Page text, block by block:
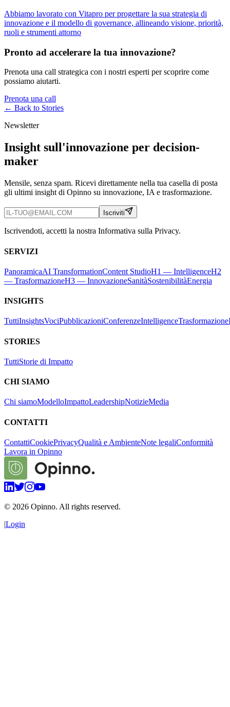
Abbiamo lavorato con Vitapro per progettare la sua strategia di
innovazione e il modello di governance, allineando visione, priorità,
ruoli e strumenti attorno
Pronto ad accelerare la tua innovazione?
Prenota una call strategica con i nostri esperti per scoprire come
possiamo aiutarti.
Prenota una call
← Back to Stories
Newsletter
Insight sull'innovazione per decision-
maker
Mensile, senza spam. Ricevi direttamente nella tua casella di posta
gli ultimi insight di Opinno su innovazione, IA e trasformazione.
Iscriviti
Iscrivendoti, accetti la nostra Informativa sulla Privacy.
SERVIZI
PanoramicaAI TransformationContent StudioH1 — IntelligenceH2
— TrasformazioneH3 — InnovazioneSanitàSostenibilitàEnergia
INSIGHTS
TuttiInsightsVociPubblicazioniConferenzeIntelligenceTrasformazione
STORIES
TuttiStorie di Impatto
CHI SIAMO
Chi siamoModelloImpattoLeadershipNotizieMedia
CONTATTI
ContattiCookiePrivacyQualità e AmbienteNote legaliConformità
Lavora in Opinno
© 2026 Opinno. All rights reserved.
|Login